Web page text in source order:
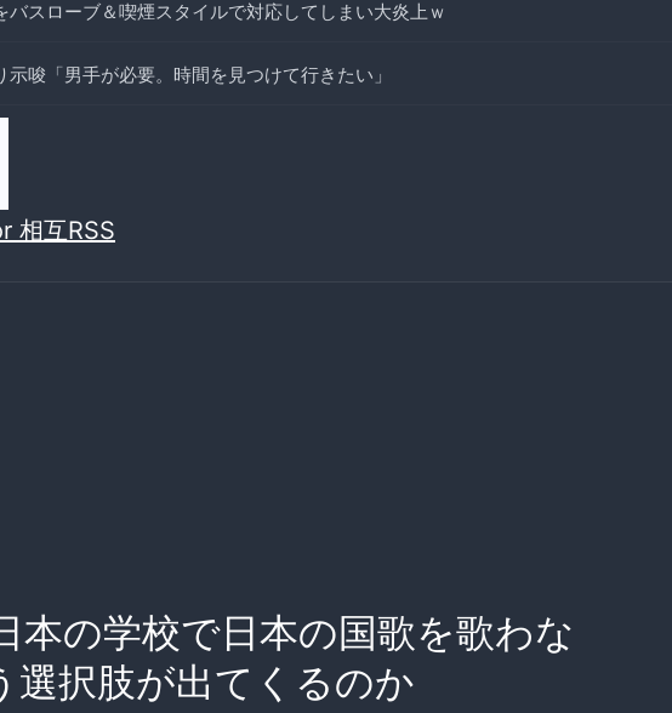
バスローブ＆喫煙スタイルで対応してしまい大炎上ｗ
唆「男手が必要。時間を見つけて行きたい」
相互RSS
本の学校で日本の国歌を歌わな
選択肢が出てくるのか